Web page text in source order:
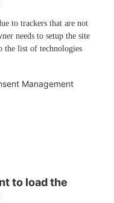
to trackers that are not
needs to setup the site
the list of technologies
Management
to load the